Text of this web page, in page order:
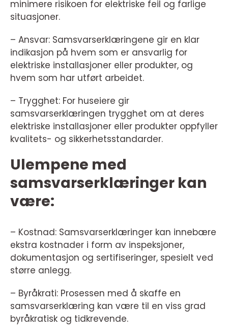
minimere risikoen for elektriske feil og farlige
situasjoner.
– Ansvar: Samsvarserklæringene gir en klar
indikasjon på hvem som er ansvarlig for
elektriske installasjoner eller produkter, og
hvem som har utført arbeidet.
– Trygghet: For huseiere gir
samsvarserklæringen trygghet om at deres
elektriske installasjoner eller produkter oppfyller
kvalitets- og sikkerhetsstandarder.
Ulempene med
samsvarserklæringer kan
være:
– Kostnad: Samsvarserklæringer kan innebære
ekstra kostnader i form av inspeksjoner,
dokumentasjon og sertifiseringer, spesielt ved
større anlegg.
– Byråkrati: Prosessen med å skaffe en
samsvarserklæring kan være til en viss grad
byråkratisk og tidkrevende.